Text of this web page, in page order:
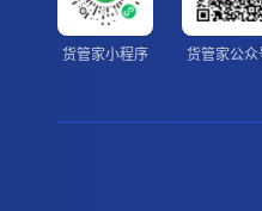
货管家小程序 货管家公众